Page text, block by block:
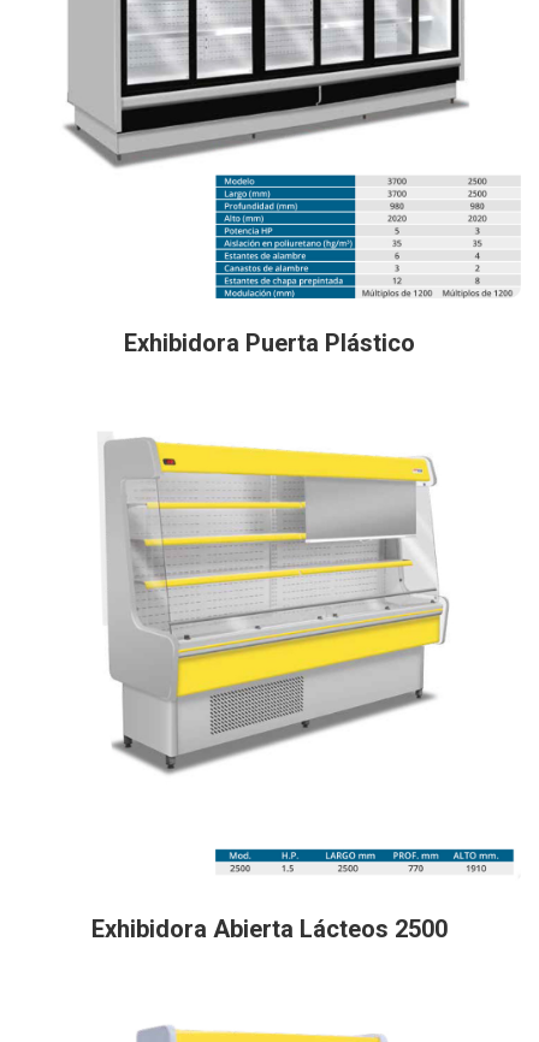
Exhibidora Puerta Plástico
Exhibidora Abierta Lácteos 2500